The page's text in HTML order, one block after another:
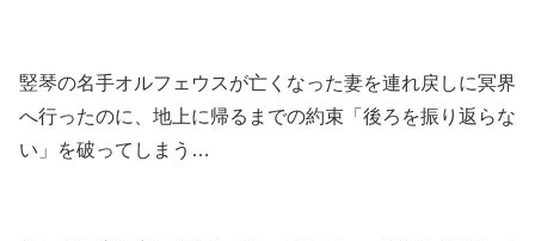
竪琴の名手オルフェウスが亡くなった妻を連れ戻しに冥界
へ行ったのに、地上に帰るまでの約束「後ろを振り返らな
い」を破ってしまう…